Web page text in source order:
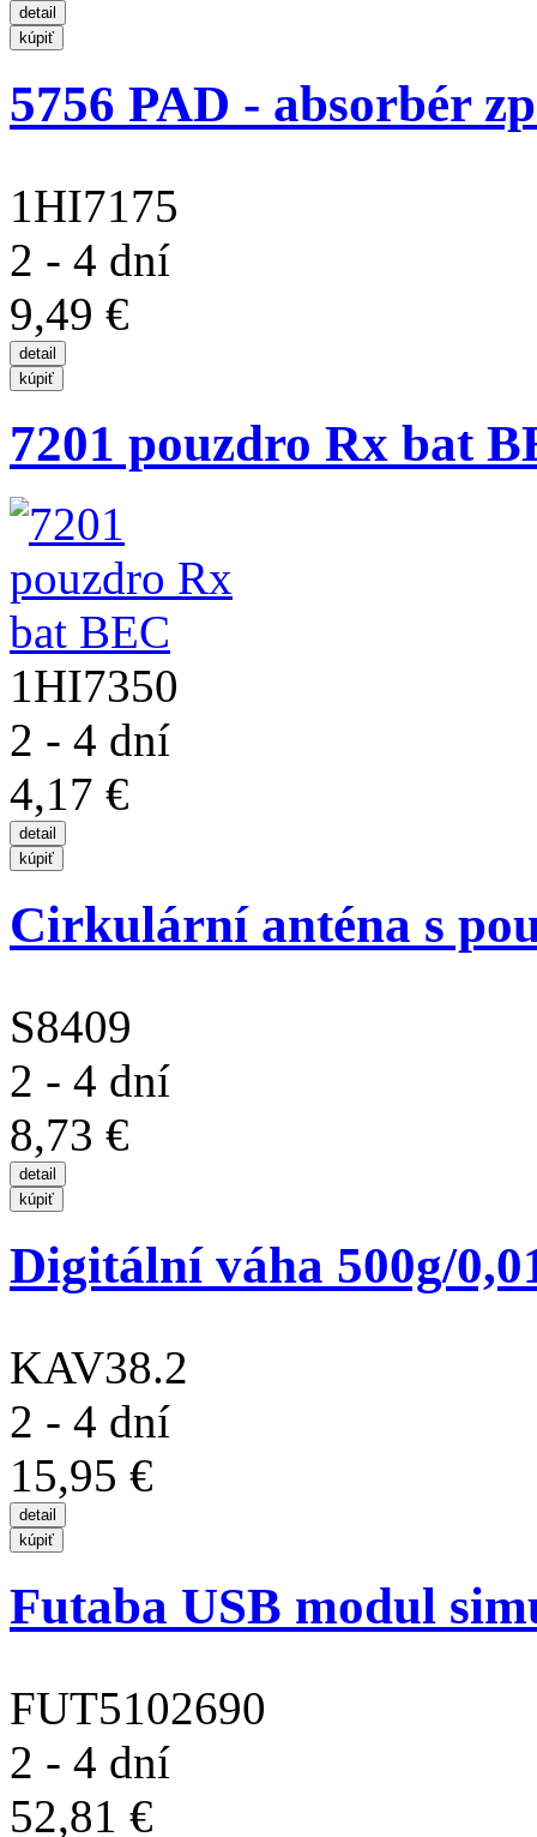
5756 PAD - absorbér
1HI7175
2 - 4 dní
9,49 €
7201 pouzdro Rx bat
1HI7350
2 - 4 dní
4,17 €
Cirkulární anténa s
S8409
2 - 4 dní
8,73 €
Digitální váha 500g/
KAV38.2
2 - 4 dní
15,95 €
Futaba USB modul
FUT5102690
2 - 4 dní
52,81 €